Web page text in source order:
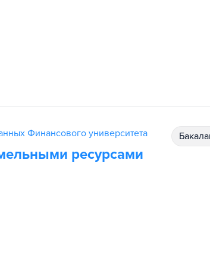
Финансового университета
ресурсами